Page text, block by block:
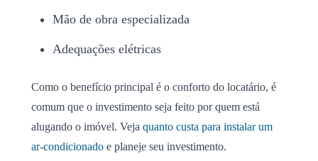
Mão de obra especializada
Adequações elétricas
Como o benefício principal é o conforto do locatário, é
comum que o investimento seja feito por quem está
alugando o imóvel. Veja quanto custa para instalar um
ar-condicionado e planeje seu investimento.